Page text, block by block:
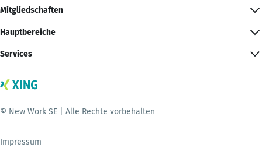
Mitgliedschaften
Hauptbereiche
Services
© New Work SE | Alle Rechte vorbehalten
Impressum